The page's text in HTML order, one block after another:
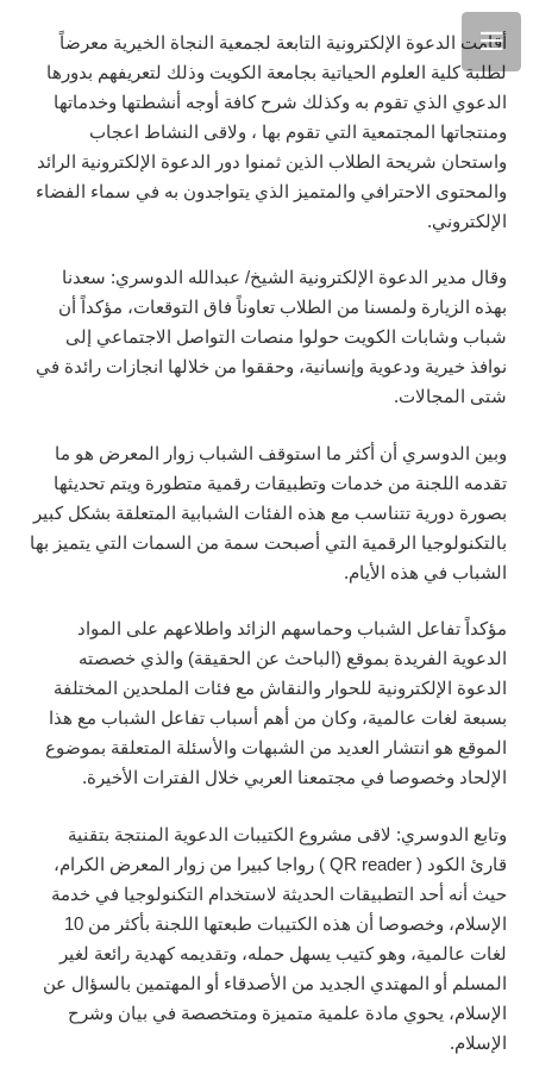
أقامت الدعوة الإلكترونية التابعة لجمعية النجاة الخيرية معرضاً
لطلبة كلية العلوم الحياتية بجامعة الكويت وذلك لتعريفهم بدورها
الدعوي الذي تقوم به وكذلك شرح كافة أوجه أنشطتها وخدماتها
ومنتجاتها المجتمعية التي تقوم بها ، ولاقى النشاط اعجاب
واستحان شريحة الطلاب الذين ثمنوا دور الدعوة الإلكترونية الرائد
والمحتوى الاحترافي والمتميز الذي يتواجدون به في سماء الفضاء
الإلكتروني.
وقال مدير الدعوة الإلكترونية الشيخ/ عبدالله الدوسري: سعدنا
بهذه الزيارة ولمسنا من الطلاب تعاوناً فاق التوقعات، مؤكداً أن
شباب وشابات الكويت حولوا منصات التواصل الاجتماعي إلى
نوافذ خيرية ودعوية وإنسانية، وحققوا من خلالها انجازات رائدة في
شتى المجالات.
وبين الدوسري أن أكثر ما استوقف الشباب زوار المعرض هو ما
تقدمه اللجنة من خدمات وتطبيقات رقمية متطورة ويتم تحديثها
بصورة دورية تتناسب مع هذه الفئات الشبابية المتعلقة بشكل كبير
بالتكنولوجيا الرقمية التي أصبحت سمة من السمات التي يتميز بها
الشباب في هذه الأيام.
مؤكداً تفاعل الشباب وحماسهم الزائد واطلاعهم على المواد
الدعوية الفريدة بموقع (الباحث عن الحقيقة) والذي خصصته
الدعوة الإلكترونية للحوار والنقاش مع فئات الملحدين المختلفة
بسبعة لغات عالمية، وكان من أهم أسباب تفاعل الشباب مع هذا
الموقع هو انتشار العديد من الشبهات والأسئلة المتعلقة بموضوع
الإلحاد وخصوصا في مجتمعنا العربي خلال الفترات الأخيرة.
وتابع الدوسري: لاقى مشروع الكتيبات الدعوية المنتجة بتقنية
قارئ الكود ( QR reader ) رواجا كبيرا من زوار المعرض الكرام،
حيث أنه أحد التطبيقات الحديثة لاستخدام التكنولوجيا في خدمة
الإسلام، وخصوصا أن هذه الكتيبات طبعتها اللجنة بأكثر من 10
لغات عالمية، وهو كتيب يسهل حمله، وتقديمه كهدية رائعة لغير
المسلم أو المهتدي الجديد من الأصدقاء أو المهتمين بالسؤال عن
الإسلام، يحوي مادة علمية متميزة ومتخصصة في بيان وشرح
الإسلام.